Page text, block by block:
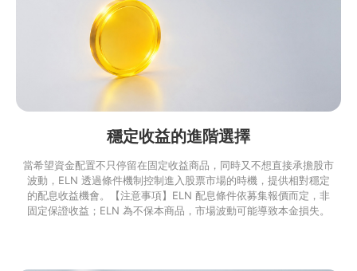
開立美好現金帳戶在收益與進場時機之間，
取得平衡的投資工具
立即預約諮詢
穩定收益的進階選擇
當希望資金配置不只停留在固定收益商品，同時又不想直接承擔股市
波動，ELN 透過條件機制控制進入股票市場的時機，提供相對穩定
的配息收益機會。【注意事項】ELN 配息條件依募集報價而定，非
固定保證收益；ELN 為不保本商品，市場波動可能導致本金損失。